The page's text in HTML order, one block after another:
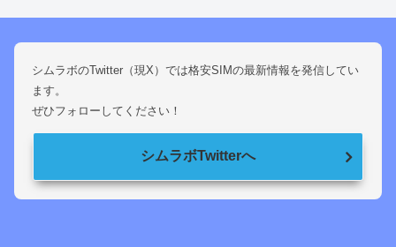
シムラボのTwitter（現X）では格安SIMの最新情報を発信してい
ます。
ぜひフォローしてください！
シムラボTwitterへ